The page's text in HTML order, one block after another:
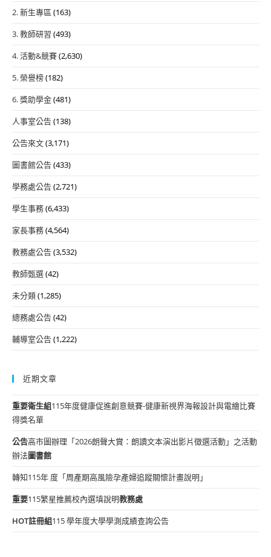
2. 新生專區 (163)
3. 教師研習 (493)
4. 活動&競賽(2,630)
5. 榮譽榜(182)
6. 獎助學金(481)
人事室公告(138)
公告來文(3,171)
圖書館公告(433)
學務處公告(2,721)
學生事務(6,433)
家長事務(4,564)
教務處公告(3,532)
教師甄選(42)
未分類(1,285)
總務處公告(42)
輔導室公告(1,222)
近期文章
重要衛生組115年度健康促進創意競賽-健康新視界海報設計與電繪比賽
得獎名單
公告高市圖辦理「2026朗聲大賞：朗讀文本演出影片徵選活動」之活動
辦法圖書館
轉知115年 度「周產期高風險孕產婦追蹤關懷計畫說明」
重要115繁星推薦校內選填說明教務處
HOT註冊組115 學年度大學學測成績查詢公告